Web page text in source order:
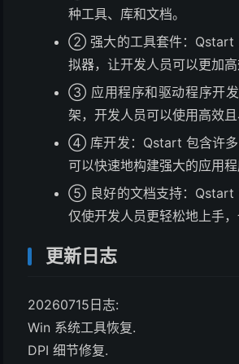
种工具、库和文档。
② 强大的工具套件：Qstart
拟器，让开发人员可以更加高
③ 应用程序和驱动程序开发
架，开发人员可以使用高效
④ 库开发：Qstart 包含许多
可以快速地构建强大的应用程
⑤ 良好的文档支持：Qstart
仅使开发人员更轻松地上手
更新日志
20260715日志:
Win 系统工具恢复.
DPI 细节修复.